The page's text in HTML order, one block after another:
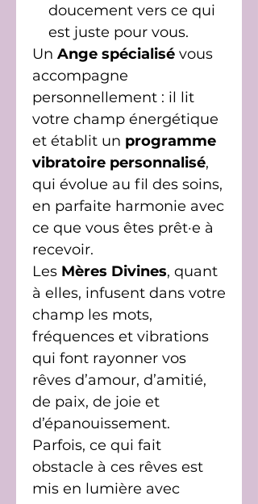
doucement vers ce qui
est juste pour vous.
Un Ange spécialisé vous
accompagne
personnellement : il lit
votre champ énergétique
et établit un programme
vibratoire personnalisé,
qui évolue au fil des soins,
en parfaite harmonie avec
ce que vous êtes prêt·e à
recevoir.
Les Mères Divines, quant
à elles, infusent dans votre
champ les mots,
fréquences et vibrations
qui font rayonner vos
rêves d’amour, d’amitié,
de paix, de joie et
d’épanouissement.
Parfois, ce qui fait
obstacle à ces rêves est
mis en lumière avec